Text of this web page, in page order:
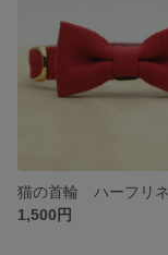
1,500円